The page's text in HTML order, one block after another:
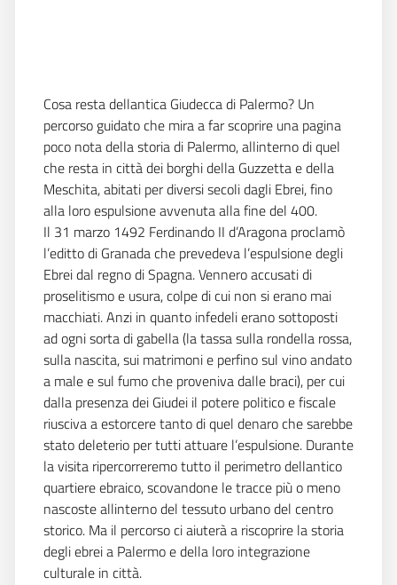
Cosa resta dellantica Giudecca di Palermo? Un
percorso guidato che mira a far scoprire una pagina
poco nota della storia di Palermo, allinterno di quel
che resta in città dei borghi della Guzzetta e della
Meschita, abitati per diversi secoli dagli Ebrei, fino
alla loro espulsione avvenuta alla fine del 400.
Il 31 marzo 1492 Ferdinando II d’Aragona proclamò
l’editto di Granada che prevedeva l’espulsione degli
Ebrei dal regno di Spagna. Vennero accusati di
proselitismo e usura, colpe di cui non si erano mai
macchiati. Anzi in quanto infedeli erano sottoposti
ad ogni sorta di gabella (la tassa sulla rondella rossa,
sulla nascita, sui matrimoni e perfino sul vino andato
a male e sul fumo che proveniva dalle braci), per cui
dalla presenza dei Giudei il potere politico e fiscale
riusciva a estorcere tanto di quel denaro che sarebbe
stato deleterio per tutti attuare l’espulsione. Durante
la visita ripercorreremo tutto il perimetro dellantico
quartiere ebraico, scovandone le tracce più o meno
nascoste allinterno del tessuto urbano del centro
storico. Ma il percorso ci aiuterà a riscoprire la storia
degli ebrei a Palermo e della loro integrazione
culturale in città.